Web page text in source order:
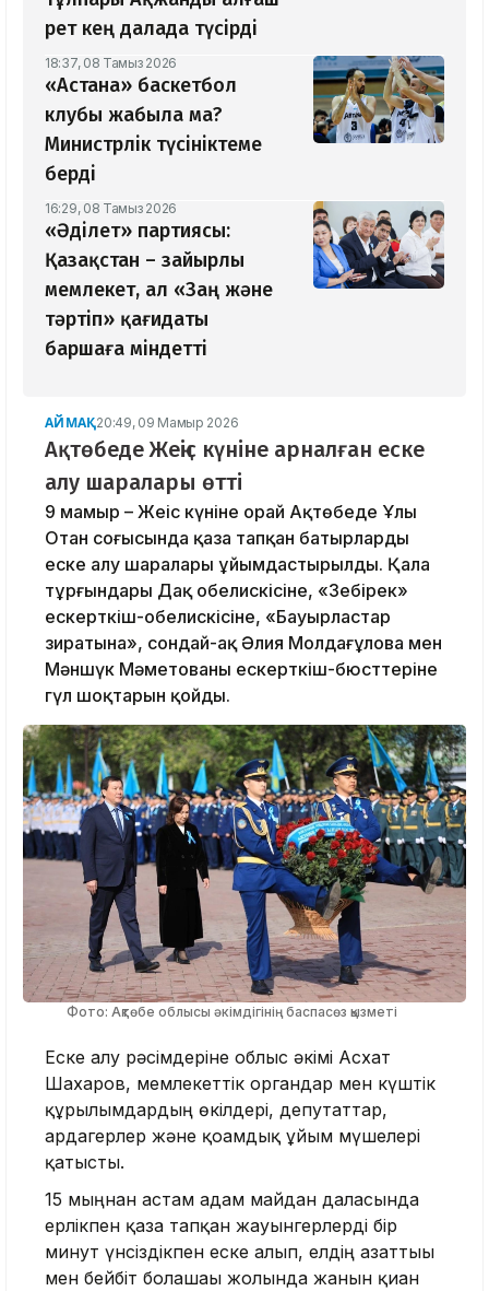
рет кең далада түсірді
18:37, 08 Тамыз 2026
«Астана» баскетбол
клубы жабыла ма?
Министрлік түсініктеме
берді
16:29, 08 Тамыз 2026
«Әділет» партиясы:
Қазақстан – зайырлы
мемлекет, ал «Заң және
тәртіп» қағидаты
баршаға міндетті
АЙМАҚ20:49, 09 Мамыр 2026
Ақтөбеде Жеңіс күніне арналған еске
алу шаралары өтті
9 мамыр – Жеңіс күніне орай Ақтөбеде Ұлы
Отан соғысында қаза тапқан батырларды
еске алу шаралары ұйымдастырылды. Қала
тұрғындары Даңқ обелискісіне, «Зеңбірек»
ескерткіш-обелискісіне, «Бауырластар
зиратына», сондай-ақ Әлия Молдағұлова мен
Мәншүк Мәметованың ескерткіш-бюсттеріне
гүл шоқтарын қойды.
Фото: Ақтөбе облысы әкімдігінің баспасөз қызметі
Еске алу рәсімдеріне облыс әкімі Асхат
Шахаров, мемлекеттік органдар мен күштік
құрылымдардың өкілдері, депутаттар,
ардагерлер және қоғамдық ұйым мүшелері
қатысты.
15 мыңнан астам адам майдан даласында
ерлікпен қаза тапқан жауынгерлерді бір
минут үнсіздікпен еске алып, елдің азаттығы
мен бейбіт болашағы жолында жанын қиған